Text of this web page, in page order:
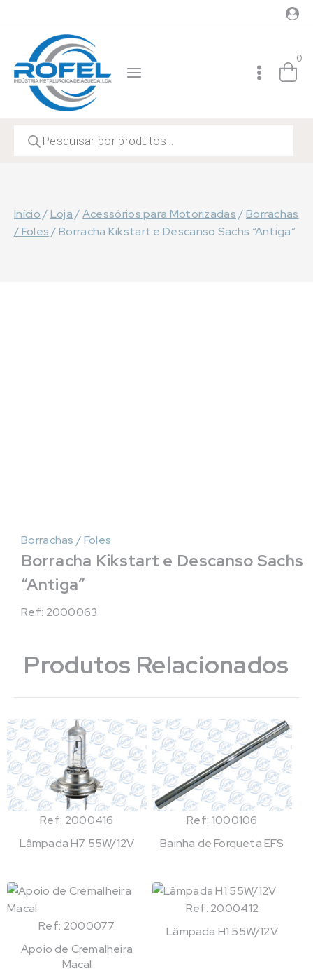
to
content
0
search
Início/Loja /Acessórios para Motorizadas /Borrachas
/ Foles /Borracha Kikstart e Descanso Sachs “Antiga”
Borrachas / Foles
Borracha Kikstart e Descanso Sachs
“Antiga”
Ref: 2000063
Produtos Relacionados
Ref: 2000416
Lâmpada H7 55W/12V
Ref: 1000106
Bainha de Forqueta EFS
Ref: 2000077
Apoio de Cremalheira
Macal
Ref: 2000412
Lâmpada H1 55W/12V